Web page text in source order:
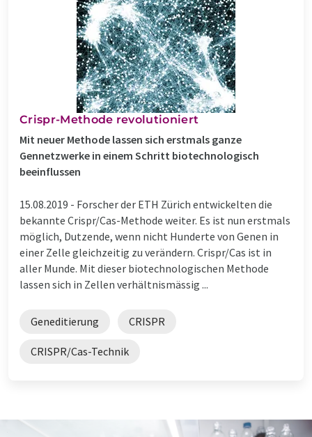
Crispr-Methode revolutioniert
Mit neuer Methode lassen sich erstmals ganze
Gennetzwerke in einem Schritt biotechnologisch
beeinflussen
15.08.2019 - Forscher der ETH Zürich entwickelten die
bekannte Crispr/Cas-Methode weiter. Es ist nun erstmals
möglich, Dutzende, wenn nicht Hunderte von Genen in
einer Zelle gleichzeitig zu verändern. Crispr/Cas ist in
aller Munde. Mit dieser biotechnologischen Methode
lassen sich in Zellen verhältnismässig ...
Geneditierung CRISPR
CRISPR/Cas-Technik